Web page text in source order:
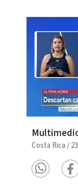
Costa Rica /